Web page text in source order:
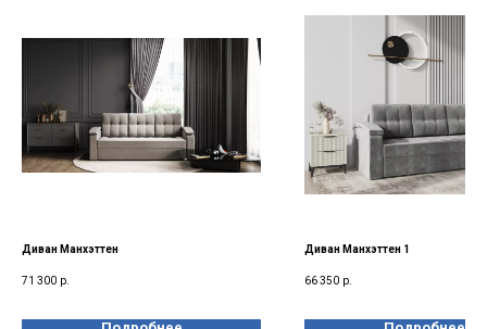
Диван Манхэттен
71 300 р.
Диван Манхэттен 1
66 350 р.